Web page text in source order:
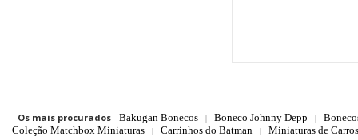
Os mais procurados- Bakugan Bonecos | Boneco Johnny Depp |
Coleção Matchbox Miniaturas
| Carrinhos do Batman | Miniaturas de